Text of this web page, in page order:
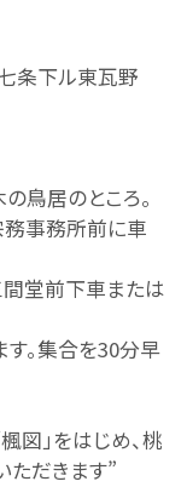
下ル東瓦野
居のところ。
事務所前に車
堂前下車または
。集合を30分早
図」をはじめ、桃
ただきます”